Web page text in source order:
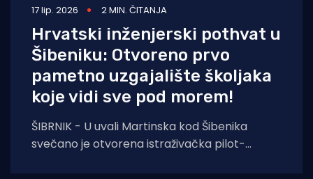
17 lip. 2026 2 MIN. ČITANJA
Hrvatski inženjerski pothvat u
Šibeniku: Otvoreno prvo
pametno uzgajalište školjaka
koje vidi sve pod morem!
ŠIBRNIK - U uvali Martinska kod Šibenika
svečano je otvorena istraživačka pilot-